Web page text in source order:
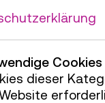
0
Führung /
Cookies
dieser